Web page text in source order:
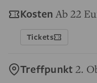
Kosten Ab 22
Tickets
Treffpunkt 2.